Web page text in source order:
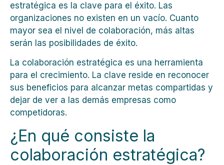
estratégica es la clave para el éxito. Las
organizaciones no existen en un vacío. Cuanto
mayor sea el nivel de colaboración, más altas
serán las posibilidades de éxito.
La colaboración estratégica es una herramienta
para el crecimiento. La clave reside en reconocer
sus beneficios para alcanzar metas compartidas y
dejar de ver a las demás empresas como
competidoras.
¿En qué consiste la
colaboración estratégica?